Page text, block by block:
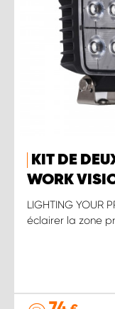
KIT DE
WORK
LIGHTING YOUR
éclairer la zone